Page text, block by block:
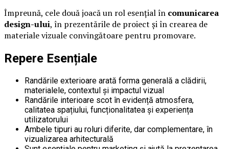
Împreună, cele două joacă un rol esențial în comunicarea
design-ului, în prezentările de proiect și în crearea de
materiale vizuale convingătoare pentru promovare.
Repere Esențiale
Randările exterioare arată forma generală a clădirii,
materialele, contextul și impactul vizual
Randările interioare scot în evidență atmosfera,
calitatea spațiului, funcționalitatea și experiența
utilizatorului
Ambele tipuri au roluri diferite, dar complementare, în
vizualizarea arhitecturală